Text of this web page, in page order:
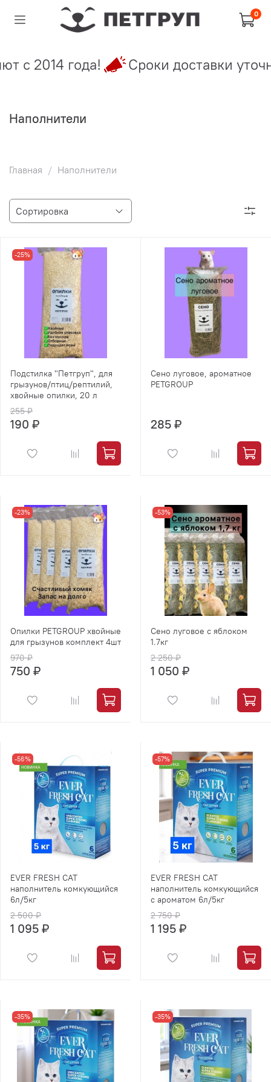
0
с 2014 года! Сроки доставки
Наполнители
Главная Наполнители
-25%
Подстилка "Петгруп", для
грызунов/птиц/рептилий,
хвойные опилки, 20 л
255 ₽
190 ₽
Сено луговое, ароматное
PETGROUP
285 ₽
-23%
Опилки PETGROUP хвойные
для грызунов комплект 4шт
970 ₽
750 ₽
-53%
Сено луговое с яблоком
1.7кг
2 250 ₽
1 050 ₽
-56%
EVER FRESH CAT
наполнитель комкующийся
6л/5кг
2 500 ₽
1 095 ₽
-57%
EVER FRESH CAT
наполнитель комкующийся
с ароматом 6л/5кг
2 750 ₽
1 195 ₽
-35% -35%